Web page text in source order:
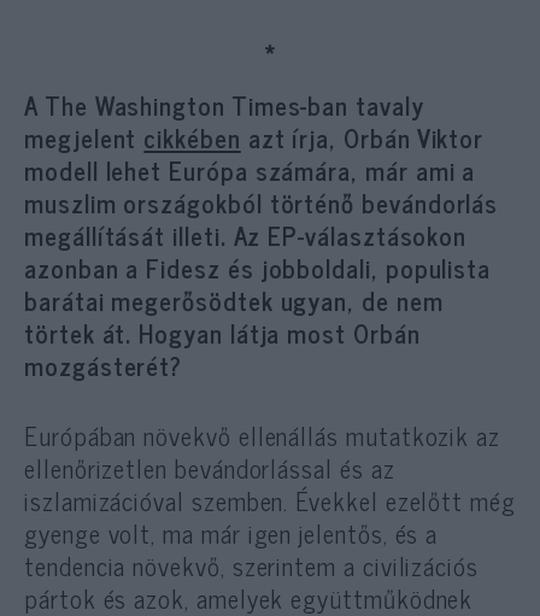
*
A The Washington Times-ban tavaly
megjelent cikkében azt írja, Orbán Viktor
modell lehet Európa számára, már ami a
muszlim országokból történő bevándorlás
megállítását illeti. Az EP-választásokon
azonban a Fidesz és jobboldali, populista
barátai megerősödtek ugyan, de nem
törtek át. Hogyan látja most Orbán
mozgásterét?
Európában növekvő ellenállás mutatkozik az
ellenőrizetlen bevándorlással és az
iszlamizációval szemben. Évekkel ezelőtt még
gyenge volt, ma már igen jelentős, és a
tendencia növekvő, szerintem a civilizációs
pártok és azok, amelyek együttműködnek